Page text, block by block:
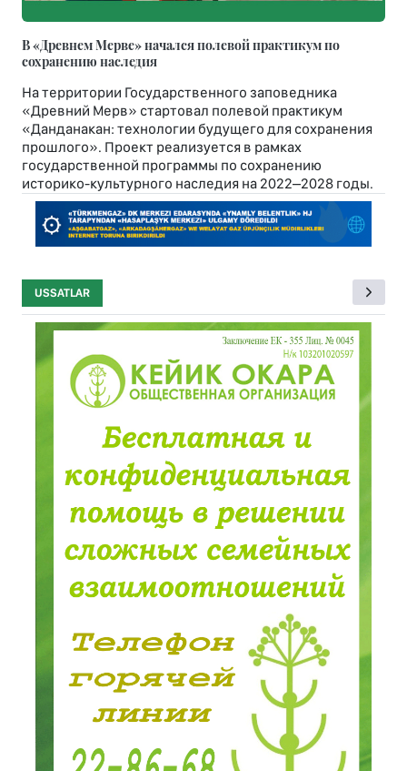
В «Древнем Мерве» начался полевой практикум по
сохранению наследия
На территории Государственного заповедника
«Древний Мерв» стартовал полевой практикум
«Данданакан: технологии будущего для сохранения
прошлого». Проект реализуется в рамках
государственной программы по сохранению
историко-культурного наследия на 2022–2028 годы.
USSATLAR